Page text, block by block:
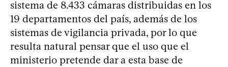
sistema de 8.433 cámaras distribuidas en los
19 departamentos del país, además de los
sistemas de vigilancia privada, por lo que
resulta natural pensar que el uso que el
ministerio pretende dar a esta base de